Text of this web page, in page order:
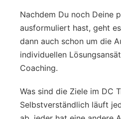
Nachdem Du noch Deine
ausformuliert hast, geht
dann auch schon um die
individuellen
Coaching.
Was sind die Ziele im DC
Selbstverständlich läuft